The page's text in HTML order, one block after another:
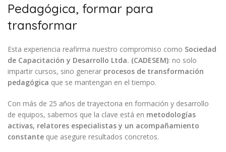
Pedagógica, formar para
transformar
Esta experiencia reafirma nuestro compromiso como Sociedad
de Capacitación y Desarrollo Ltda. (CADESEM): no solo
impartir cursos, sino generar procesos de transformación
pedagógica que se mantengan en el tiempo.
Con más de 25 años de trayectoria en formación y desarrollo
de equipos, sabemos que la clave está en metodologías
activas, relatores especialistas y un acompañamiento
constante que asegure resultados concretos.